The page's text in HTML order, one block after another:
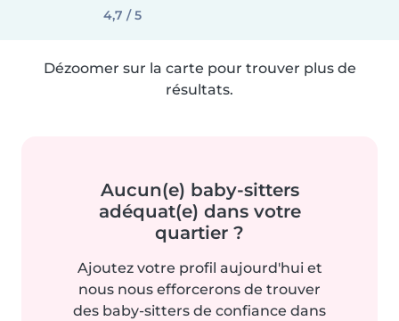
4,7 / 5
Dézoomer sur la carte pour trouver plus de
résultats.
Aucun(e) baby-sitters
adéquat(e) dans votre
quartier ?
Ajoutez votre profil aujourd'hui et
nous nous efforcerons de trouver
des baby-sitters de confiance dans